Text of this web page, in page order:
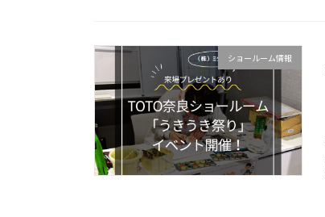
ショールーム情報